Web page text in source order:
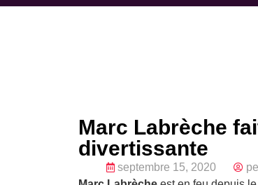
Marc Labrèche
divertissante
septembre 15, 2020